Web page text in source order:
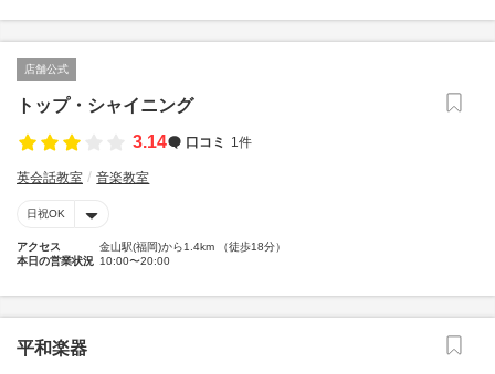
店舗公式
トップ・シャイニング
3.14
口コミ 1件
英会話教室 音楽教室
日祝OK
アクセス
金山駅(福岡)から1.4km （徒歩18分）
本日の営業状況 10:00〜20:00
平和楽器